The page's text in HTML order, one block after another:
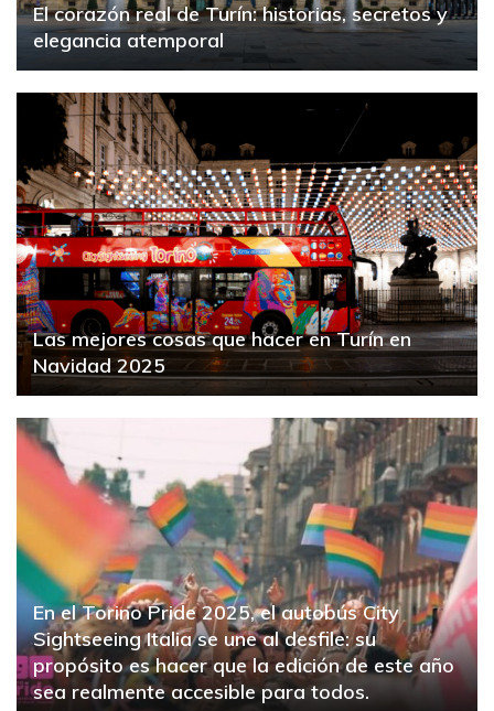
El corazón real de Turín: historias, secretos y
elegancia atemporal
Las mejores cosas que hacer en Turín en
Navidad 2025
En el Torino Pride 2025, el autobús City
Sightseeing Italia se une al desfile: su
propósito es hacer que la edición de este año
sea realmente accesible para todos.